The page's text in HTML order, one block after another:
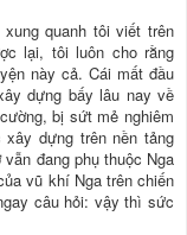
quanh tôi viết trên
lại, tôi luôn cho rằng
này cả. Cái mất đầu
dựng bấy lâu nay về
bị sứt mẻ nghiêm
dựng trên nền tảng
đang phụ thuộc Nga
vũ khí Nga trên chiến
câu hỏi: vậy thì sức